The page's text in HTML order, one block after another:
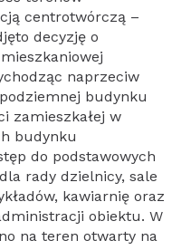
centrotwórczą –
decyzję o
naprzeciw
budynku
zamieszkałej w
budynku
do podstawowych
rady dzielnicy, sale
kawiarnię oraz
obiektu. W
na teren otwarty na